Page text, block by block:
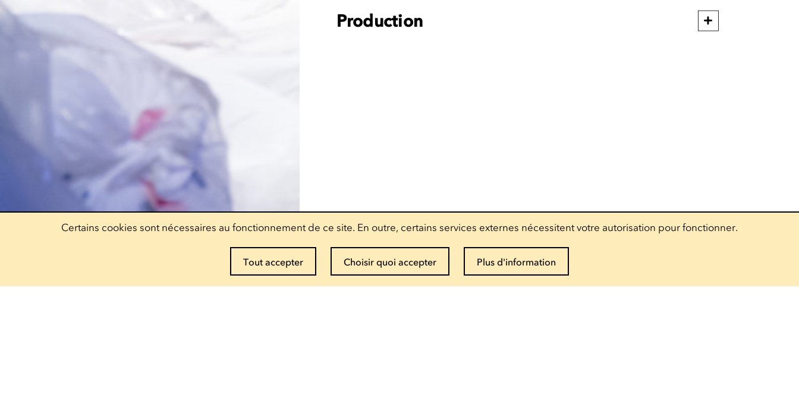
Production
Certains cookies sont nécessaires au fonctionnement de ce site. En outre, certains services externes nécessitent votre autorisation pour fonctionner.
Tout accepter Choisir quoi accepter Plus d'information